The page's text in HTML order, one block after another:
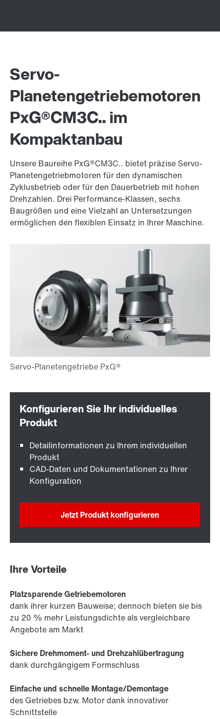
Servo-
Planetengetriebemotoren
PxG®CM3C.. im
Kompaktanbau
Unsere Baureihe PxG®CM3C.. bietet präzise Servo-
Planetengetriebmotoren für den dynamischen
Zyklusbetrieb oder für den Dauerbetrieb mit hohen
Drehzahlen. Drei Performance-Klassen, sechs
Baugrößen und eine Vielzahl an Untersetzungen
ermöglichen den flexiblen Einsatz in Ihrer Maschine.
Detailinformationen zu Ihrem individuellen
Produkt
CAD-Daten und Dokumentationen zu Ihrer
Konfiguration
Jetzt Produkt konfigurieren
Ihre Vorteile
Platzsparende Getriebemotoren
dank ihrer kurzen Bauweise; dennoch bieten sie bis
zu 20 % mehr Leistungsdichte als vergleichbare
Angebote am Markt
Sichere Drehmoment- und Drehzahlübertragung
dank durchgängigem Formschluss
Einfache und schnelle Montage/Demontage
des Getriebes bzw. Motor dank innovativer
Schnittstelle